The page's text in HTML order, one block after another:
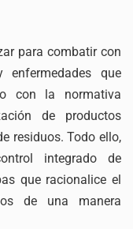
para combatir con
que
con la normativa
de productos
residuos. Todo ello,
integrado de
que racionalice el
de una manera